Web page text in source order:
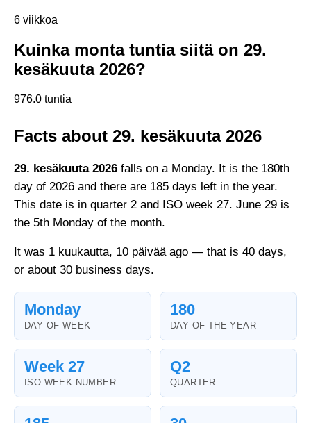
6 viikkoa
Kuinka monta tuntia siitä on 29.
kesäkuuta 2026?
976.0 tuntia
Facts about 29. kesäkuuta 2026
29. kesäkuuta 2026 falls on a Monday. It is the 180th
day of 2026 and there are 185 days left in the year.
This date is in quarter 2 and ISO week 27. June 29 is
the 5th Monday of the month.
It was 1 kuukautta, 10 päivää ago — that is 40 days,
or about 30 business days.
Monday
DAY OF WEEK
180
DAY OF THE YEAR
Week 27
ISO WEEK NUMBER
Q2
QUARTER